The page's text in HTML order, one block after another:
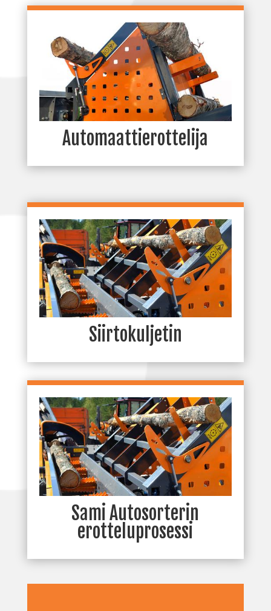
Automaattierottelija
Siirtokuljetin
Sami Autosorterin
erotteluprosessi